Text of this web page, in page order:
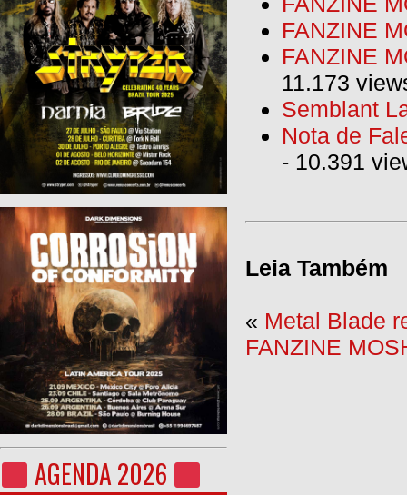
AGENDA 2026
FANZINE
FANZINE
11.173
Semblant
Nota de
- 10.391
Leia Também
« Metal Blade
FANZINE